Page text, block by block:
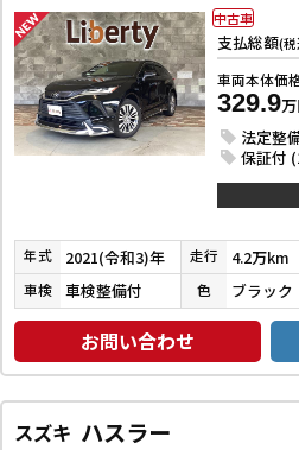
支払総額(
車両本体価
329.9
法定整
保証付
中古車
年式 2021(令和3)年 走行 4.2万km
車検 車検整備付 色 ブラック
お問い合わせ
スズキ ハスラー